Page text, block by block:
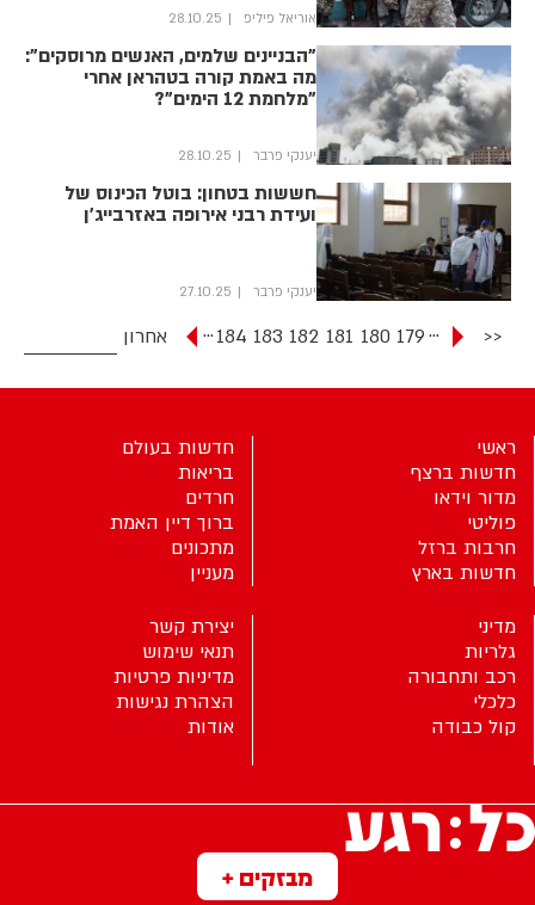
אוריאל פיליפ 28.10.25
"הבניינים שלמים, האנשים מרוסקים":
מה באמת קורה בטהראן אחרי
"מלחמת 12 הימים"?
יענקי פרבר 28.10.25
חששות בטחון: בוטל הכינוס של
ועידת רבני אירופה באזרבייג'ן
יענקי פרבר 27.10.25
<<
...
179
180
181
182
183
184
... אחרון
מבזקים +
ראשי
חדשות ברצף
מדור וידאו
פוליטי
חרבות ברזל
חדשות בארץ
חדשות בעולם
בריאות
חרדים
ברוך דיין האמת
מתכונים
מעניין
מדיני
גלריות
רכב ותחבורה
כלכלי
קול כבודה
יצירת קשר
תנאי שימוש
מדיניות פרטיות
הצהרת נגישות
אודות